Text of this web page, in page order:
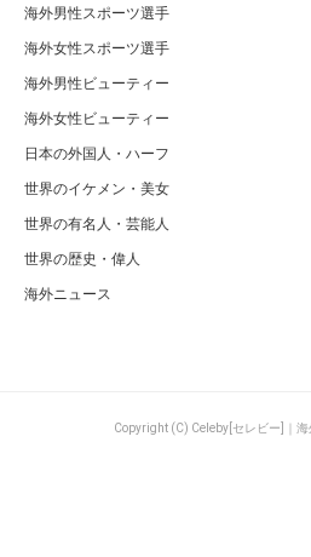
海外男性スポーツ選手
海外女性スポーツ選手
海外男性ビューティー
海外女性ビューティー
日本の外国人・ハーフ
世界のイケメン・美女
世界の有名人・芸能人
世界の歴史・偉人
海外ニュース
Copyright (C) Celeby[セレビー]｜